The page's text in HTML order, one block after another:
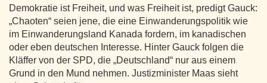
Demokratie ist Freiheit, und was Freiheit ist, predigt Gauck:
„Chaoten“ seien jene, die eine Einwanderungspolitik wie
im Einwanderungsland Kanada fordern, im kanadischen
oder eben deutschen Interesse. Hinter Gauck folgen die
Kläffer von der SPD, die „Deutschland“ nur aus einem
Grund in den Mund nehmen. Justizminister Maas sieht